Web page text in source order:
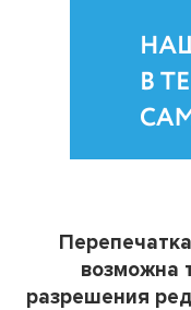
возможна
разрешения